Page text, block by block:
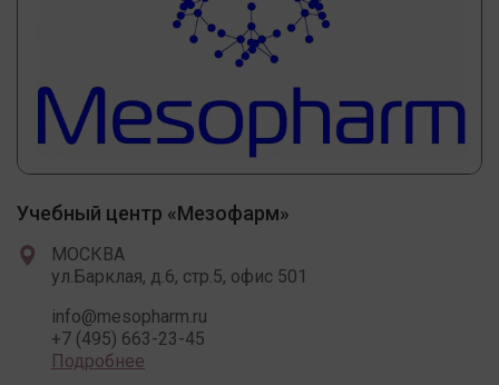
Учебный центр «Мезофарм»
МОСКВА
ул.Барклая, д.6, стр.5, офис 501
info@mesopharm.ru
+7 (495) 663-23-45
Подробнее